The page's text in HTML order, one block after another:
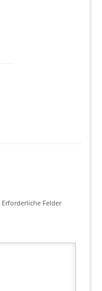
Erforderliche Felder